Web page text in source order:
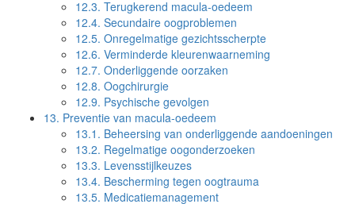
12.3. Terugkerend macula-oedeem
12.4. Secundaire oogproblemen
12.5. Onregelmatige gezichtsscherpte
12.6. Verminderde kleurenwaarneming
12.7. Onderliggende oorzaken
12.8. Oogchirurgie
12.9. Psychische gevolgen
13. Preventie van macula-oedeem
13.1. Beheersing van onderliggende aandoeningen
13.2. Regelmatige oogonderzoeken
13.3. Levensstijlkeuzes
13.4. Bescherming tegen oogtrauma
13.5. Medicatiemanagement